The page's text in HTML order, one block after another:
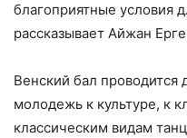
благоприятные условия
рассказывает Айжан
Венский бал проводится
молодежь к культуре, к
классическим видам